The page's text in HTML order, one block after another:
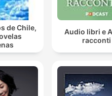
de Chile,
Audio libri e
racconti